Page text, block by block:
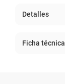
Detalles
Ficha técnica